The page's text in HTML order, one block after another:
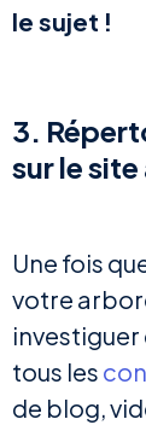
le sujet !
3.
sur le
Une fois
votre
tous les
de blog,